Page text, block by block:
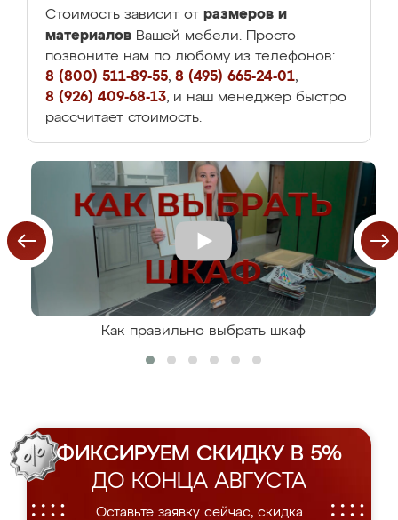
Стоимость зависит от размеров и
материалов Вашей мебели. Просто
позвоните нам по любому из телефонов:
8 (800) 511-89-55, 8 (495) 665-24-01,
8 (926) 409-68-13, и наш менеджер быстро
рассчитает стоимость.
Как правильно выбрать шкаф
ФИКСИРУЕМ СКИДКУ В 5%
ДО КОНЦА АВГУСТА
Оставьте заявку сейчас, скидка